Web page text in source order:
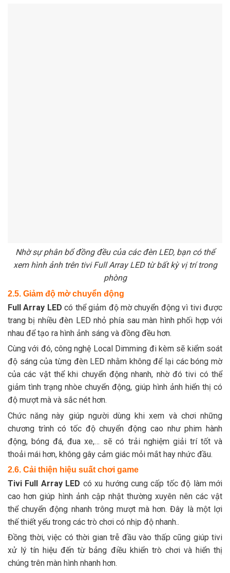
Nhờ sự phân bổ đồng đều của các đèn LED, bạn có thể
xem hình ảnh trên tivi Full Array LED từ bất kỳ vị trí trong
phòng
2.5. Giảm độ mờ chuyển động
Full Array LED có thể giảm độ mờ chuyển động vì tivi được
trang bị nhiều đèn LED nhỏ phía sau màn hình phối hợp với
nhau để tạo ra hình ảnh sáng và đồng đều hơn.
Cùng với đó, công nghệ Local Dimming đi kèm sẽ kiểm soát
độ sáng của từng đèn LED nhằm không để lại các bóng mờ
của các vật thể khi chuyển động nhanh, nhờ đó tivi có thể
giảm tình trạng nhòe chuyển động, giúp hình ảnh hiển thị có
độ mượt mà và sắc nét hơn.
Chức năng này giúp người dùng khi xem và chơi những
chương trình có tốc độ chuyển động cao như phim hành
động, bóng đá, đua xe,… sẽ có trải nghiệm giải trí tốt và
thoải mái hơn, không gây cảm giác mỏi mắt hay nhức đầu.
2.6. Cải thiện hiệu suất chơi game
Tivi Full Array LED có xu hướng cung cấp tốc độ làm mới
cao hơn giúp hình ảnh cập nhật thường xuyên nên các vật
thể chuyển động nhanh trông mượt mà hơn. Đây là một lợi
thế thiết yếu trong các trò chơi có nhịp độ nhanh..
Đồng thời, việc có thời gian trễ đầu vào thấp cũng giúp tivi
xử lý tín hiệu đến từ bảng điều khiển trò chơi và hiển thị
chúng trên màn hình nhanh hơn.